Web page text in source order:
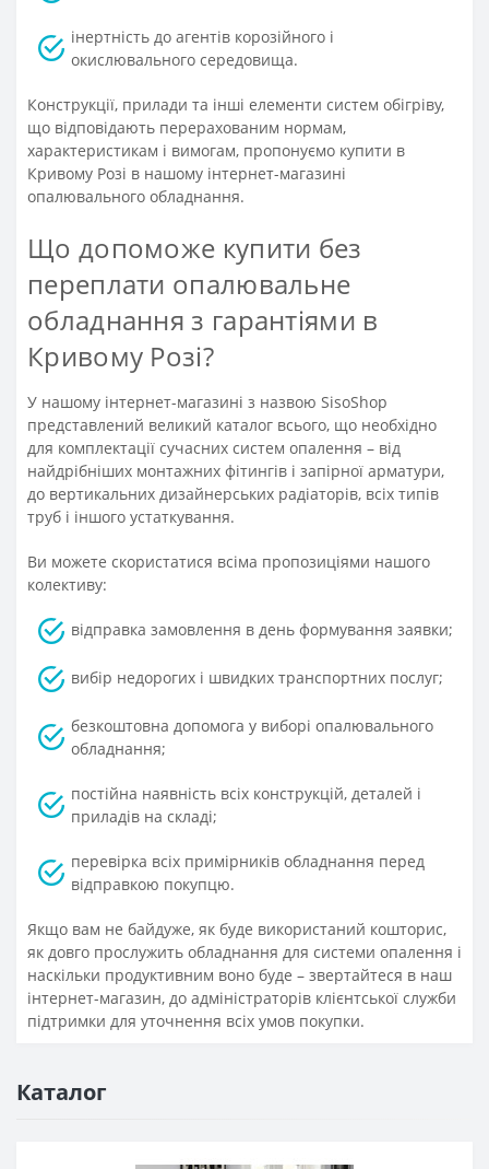
інертність до агентів корозійного і
окислювального середовища.
Конструкції, прилади та інші елементи систем обігріву,
що відповідають перерахованим нормам,
характеристикам і вимогам, пропонуємо купити в
Кривому Розі в нашому інтернет-магазині
опалювального обладнання.
Що допоможе купити без
переплати опалювальне
обладнання з гарантіями в
Кривому Розі?
У нашому інтернет-магазині з назвою SisoShop
представлений великий каталог всього, що необхідно
для комплектації сучасних систем опалення – від
найдрібніших монтажних фітингів і запірної арматури,
до вертикальних дизайнерських радіаторів, всіх типів
труб і іншого устаткування.
Ви можете скористатися всіма пропозиціями нашого
колективу:
відправка замовлення в день формування заявки;
вибір недорогих і швидких транспортних послуг;
безкоштовна допомога у виборі опалювального
обладнання;
постійна наявність всіх конструкцій, деталей і
приладів на складі;
перевірка всіх примірників обладнання перед
відправкою покупцю.
Якщо вам не байдуже, як буде використаний кошторис,
як довго прослужить обладнання для системи опалення і
наскільки продуктивним воно буде – звертайтеся в наш
інтернет-магазин, до адміністраторів клієнтської служби
підтримки для уточнення всіх умов покупки.
Каталог